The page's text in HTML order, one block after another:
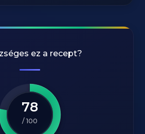
ez a recept?
78
/ 100